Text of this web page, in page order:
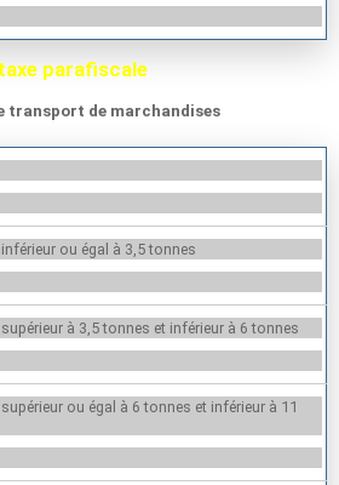
parafiscale
transport de marchandises
ou égal à 3,5 tonnes
à 3,5 tonnes et inférieur à 6 tonnes
ou égal à 6 tonnes et inférieur à 11